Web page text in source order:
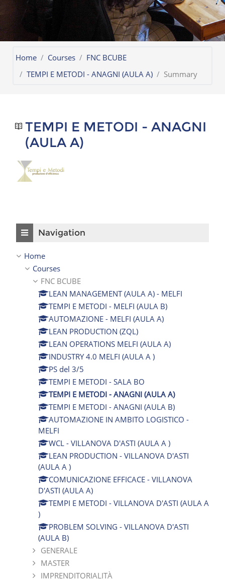
Home Courses
FNC BCUBE
TEMPI E METODI - ANAGNI (AULA A)
Summary
TEMPI E METODI - ANAGNI
(AULA A)
Navigation
Home
Courses
FNC BCUBE
LEAN MANAGEMENT (AULA A) - MELFI
TEMPI E METODI - MELFI (AULA B)
AUTOMAZIONE - MELFI (AULA A)
LEAN PRODUCTION (ZQL)
LEAN OPERATIONS MELFI (AULA A)
INDUSTRY 4.0 MELFI (AULA A )
PS del 3/5
TEMPI E METODI - SALA BO
TEMPI E METODI - ANAGNI (AULA A)
TEMPI E METODI - ANAGNI (AULA B)
AUTOMAZIONE IN AMBITO LOGISTICO -
MELFI
WCL - VILLANOVA D'ASTI (AULA A )
LEAN PRODUCTION - VILLANOVA D'ASTI
(AULA A )
COMUNICAZIONE EFFICACE - VILLANOVA
D'ASTI (AULA A)
TEMPI E METODI - VILLANOVA D'ASTI (AULA A
)
PROBLEM SOLVING - VILLANOVA D'ASTI
(AULA B)
GENERALE
MASTER
IMPRENDITORIALITÀ